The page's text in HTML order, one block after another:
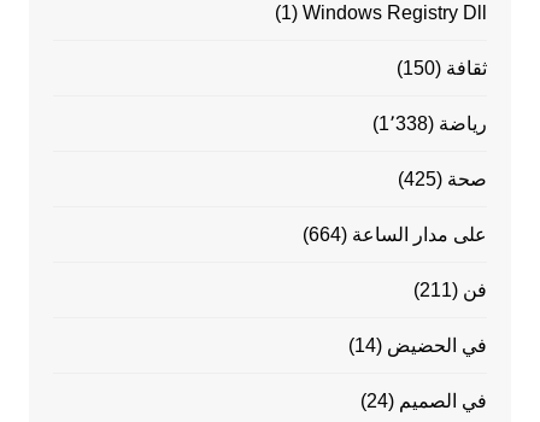
Windows Registry Dll
(1)
ثقافة (150)
رياضة (1٬338)
صحة (425)
على مدار الساعة (664)
فن (211)
في الحضيض (14)
في الصميم (24)